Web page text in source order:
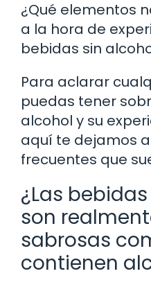
¿Qué elementos
a la hora de
bebidas sin
Para aclarar
puedas tener
alcohol y su
aquí te dejamos
frecuentes que
¿Las
son
sabrosas
contienen